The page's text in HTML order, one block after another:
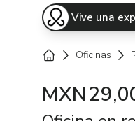
Vive una
Oficinas
MXN